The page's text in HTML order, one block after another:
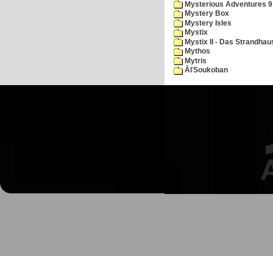
Mysterious Adventures
Mystery Box
Mystery Isles
Mystix
Mystix II - Das
Mythos
Mytris
ÂľSoukoban